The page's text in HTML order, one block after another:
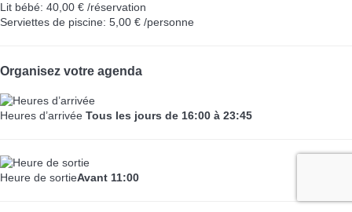
Lit bébé: 40,00 € /réservation
Serviettes de piscine: 5,00 € /personne
Organisez votre agenda
Heures d’arrivée Tous les jours de 16:00 à 23:45
Heure de sortieAvant 11:00